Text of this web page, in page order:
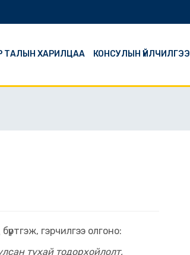
ТАЛЫН ХАРИЛЦАА КОНСУЛЫН ҮЙЛЧИЛГЭЭ
гэрчилгээ олгоно:
тухай тодорхойлолт,